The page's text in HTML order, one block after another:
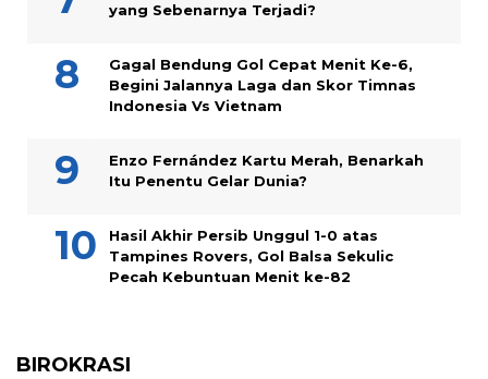
yang Sebenarnya Terjadi?
Gagal Bendung Gol Cepat Menit Ke-6,
Begini Jalannya Laga dan Skor Timnas
Indonesia Vs Vietnam
Enzo Fernández Kartu Merah, Benarkah
Itu Penentu Gelar Dunia?
Hasil Akhir Persib Unggul 1-0 atas
Tampines Rovers, Gol Balsa Sekulic
Pecah Kebuntuan Menit ke-82
BIROKRASI